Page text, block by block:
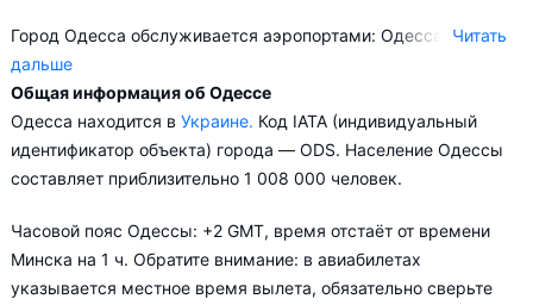
Город Одесса обслуживается аэропортами: Одесса. Читать
дальше
В зависимости от количества дней, оставшихся до вылета,
цена билета на самолёт из в Одессу может измениться
более чем на 39%.
Aviasales.by советует купить авиабилеты в Одессу заранее,
чтобы вы могли выбирать условия перелёта, ориентируясь на
свои пожелания и финансовые возможности.
Общая информация об Одессе
Одесса находится в Украине. Код IATA (индивидуальный
идентификатор объекта) города — ODS. Население Одессы
составляет приблизительно 1 008 000 человек.
Часовой пояс Одессы: +2 GMT, время отстаёт от времени
Минска на 1 ч. Обратите внимание: в авиабилетах
указывается местное время вылета, обязательно сверьте